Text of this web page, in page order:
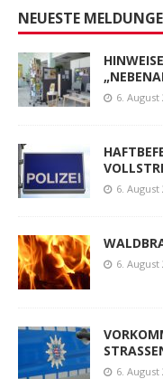
NEUESTE
6. August
6. August
6. August
6. August